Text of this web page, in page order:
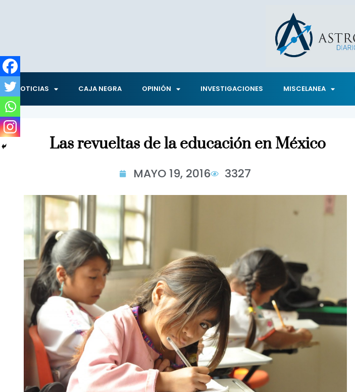
NOTICIAS CAJA NEGRA OPINIÓN INVESTIGACIONES MISCELANEA
Las revueltas de la educación en México
MAYO 19, 2016 3327